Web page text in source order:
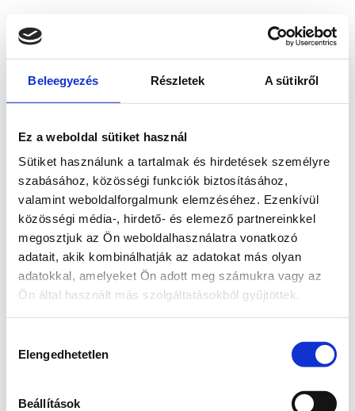
Beleegyezés Részletek A sütikről
Ez a weboldal sütiket használ
Sütiket használunk a tartalmak és hirdetések személyre
szabásához, közösségi funkciók biztosításához,
valamint weboldalforgalmunk elemzéséhez. Ezenkívül
közösségi média-, hirdető- és elemező partnereinkkel
megosztjuk az Ön weboldalhasználatra vonatkozó
adatait, akik kombinálhatják az adatokat más olyan
adatokkal, amelyeket Ön adott meg számukra vagy az
Ön által használt más szolgáltatásokból gyűjtöttek.
kiválasztása
Elengedhetetlen
Beállítások
loadingwww.bicapp.hu
(see the browser console for more